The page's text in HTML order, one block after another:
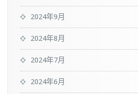
2024年9月
2024年8月
2024年7月
2024年6月